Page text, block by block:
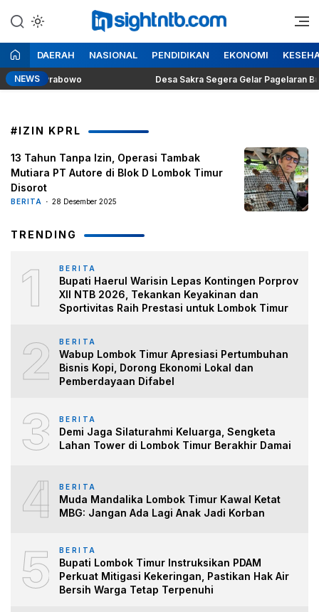
ke
konten
Insight NTB
Berita Seputar NTB
DAERAH NASIONAL PENDIDIKAN EKONOMI
NEWS
Prabowo Desa Sakra Segera Gelar Pagelaran
#IZIN KPRL
13 Tahun Tanpa Izin, Operasi Tambak
Mutiara PT Autore di Blok D Lombok Timur
Disorot
BERITA 28 Desember 2025
TRENDING
1 BERITA
Bupati Haerul Warisin Lepas Kontingen Porprov
XII NTB 2026, Tekankan Keyakinan dan
Sportivitas Raih Prestasi untuk Lombok Timur
2 BERITA
Wabup Lombok Timur Apresiasi Pertumbuhan
Bisnis Kopi, Dorong Ekonomi Lokal dan
Pemberdayaan Difabel
3 BERITA
Demi Jaga Silaturahmi Keluarga, Sengketa
Lahan Tower di Lombok Timur Berakhir Damai
4 BERITA
Muda Mandalika Lombok Timur Kawal Ketat
MBG: Jangan Ada Lagi Anak Jadi Korban
5 BERITA
Bupati Lombok Timur Instruksikan PDAM
Perkuat Mitigasi Kekeringan, Pastikan Hak Air
Bersih Warga Tetap Terpenuhi